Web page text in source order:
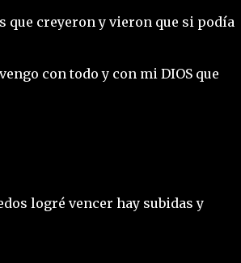
que creyeron y vieron que si podía
con todo y con mi DIOS que
logré vencer hay subidas y